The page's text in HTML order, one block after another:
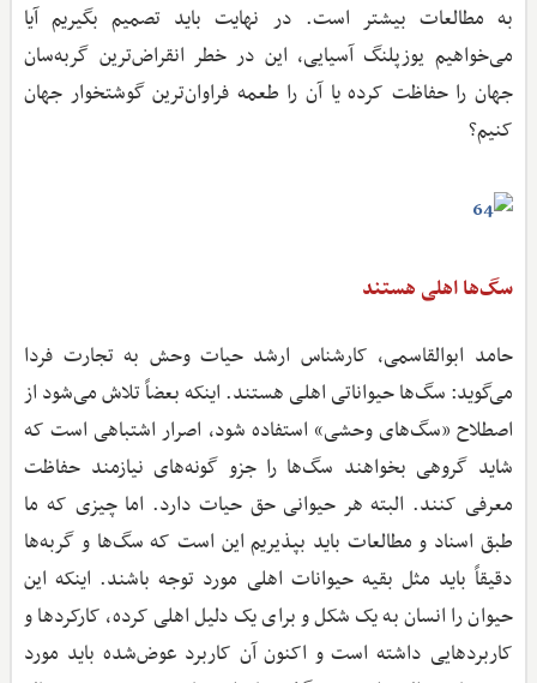
به مطالعات بیشتر است. در نهایت باید تصمیم بگیریم آیا
می‌خواهیم یوزپلنگ آسیایی، این در خطر انقراض‌ترین گربه‌سان
جهان را حفاظت کرده یا آن را طعمه فراوان‌ترین گوشتخوار جهان
کنیم؟
سگ‌ها اهلی هستند
حامد ابوالقاسمی، کارشناس ارشد حیات وحش به تجارت فردا
می‌گوید: سگ‌ها حیواناتی اهلی هستند. اینکه بعضاً تلاش می‌شود از
اصطلاح «سگ‌های وحشی» استفاده شود، اصرار اشتباهی است که
شاید گروهی بخواهند سگ‌ها را جزو گونه‌های نیازمند حفاظت
معرفی کنند. البته هر حیوانی حق حیات دارد. اما چیزی که ما
طبق اسناد و مطالعات باید بپذیریم این است که سگ‌ها و گربه‌ها
دقیقاً باید مثل بقیه حیوانات اهلی مورد توجه باشند. اینکه این
حیوان را انسان به یک شکل و برای یک دلیل اهلی کرده، کارکردها و
کاربردهایی داشته است و اکنون آن کاربرد عوض‌شده باید مورد